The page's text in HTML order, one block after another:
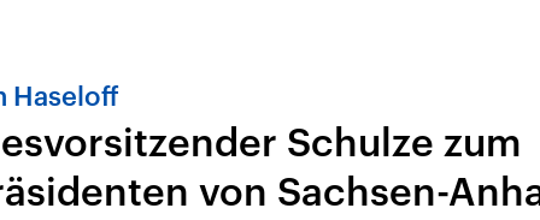
Beiträge,
Nahostkonflikt
Aktuelle Lage und
Iran
Aktuelle Lage und
Haseloff
Schulze zum
von Sachsen-